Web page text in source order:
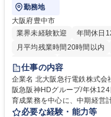
勤務地
大阪府豊中市
業界未経験歓迎
年間休日
月平均残業時間20時間以内
退職金あり
土日祝休み
服装自由 昼
仕事の内容
企業名 北大阪急行電鉄株式会社 求人名 【豊中市/総務人事】経験者歓
阪急阪神HDグループ/年休124日 仕事の内容 当社にて採用関係業務
育成業務を中心に、中期経営
定、さらに社内の重要会議の
必要な経験・能力等